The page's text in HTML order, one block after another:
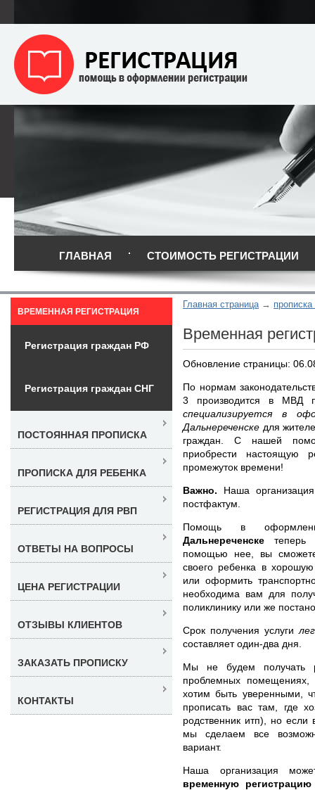
ГЛАВНАЯ СТОИМОСТЬ РЕГИСТРАЦИИ
Главная страница
Временная
Обновление страницы:
По нормам
3 производится в МВД
специализируется в
Дальнереченске для
граждан. С нашей
приобрести настоящую
промежуток времени!
Важно. Наша
постфактум.
Помощь в
Дальнереченске теперь
помощью нее, вы сможете
своего ребенка в
или оформить
необходима вам для
поликлинику или же
Срок получения услуги
составляет один-два дня.
Мы не будем получать
проблемных
хотим быть уверенными,
прописать вас там, где
родственник итп), но
мы сделаем все
вариант.
Наша организация
временную
ВРЕМЕННАЯ РЕГИСТРАЦИЯ
Регистрация граждан РФ
Регистрация граждан СНГ
ПОСТОЯННАЯ ПРОПИСКА
ПРОПИСКА ДЛЯ РЕБЕНКА
РЕГИСТРАЦИЯ ДЛЯ РВП
ОТВЕТЫ НА ВОПРОСЫ
ЦЕНА РЕГИСТРАЦИИ
ОТЗЫВЫ КЛИЕНТОВ
ЗАКАЗАТЬ ПРОПИСКУ
КОНТАКТЫ